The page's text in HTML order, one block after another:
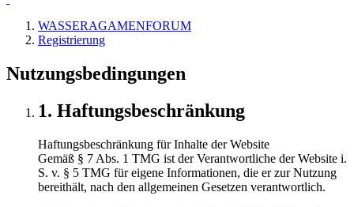
WASSERAGAMENFORUM
Registrierung
Nutzungsbedingungen
1. Haftungsbeschränkung
Haftungsbeschränkung für Inhalte der Website
Gemäß § 7 Abs. 1 TMG ist der Verantwortliche der Website i.
S. v. § 5 TMG für eigene Informationen, die er zur Nutzung
bereithält, nach den allgemeinen Gesetzen verantwortlich.